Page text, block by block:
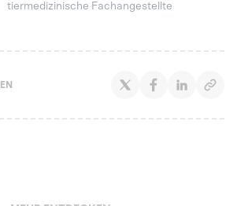
tiermedizinische Fachangestellte